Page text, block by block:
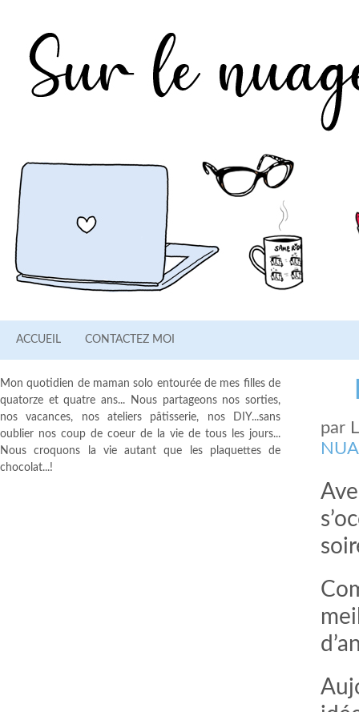
ACCUEIL CONTACTEZ MOI
par
Mon quotidien de maman solo entourée de mes filles de
quatorze et quatre ans... Nous partageons nos sorties,
nos vacances, nos ateliers pâtisserie, nos DIY...sans
oublier nos coup de coeur de la vie de tous les jours...
Nous croquons la vie autant que les plaquettes de
chocolat...!